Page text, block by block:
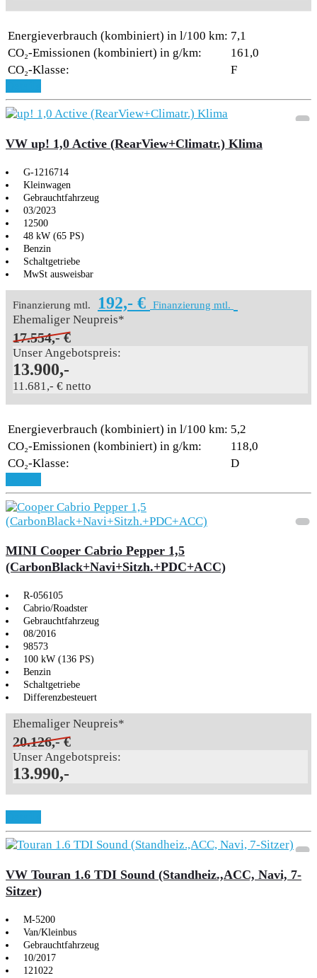
Energieverbrauch (kombiniert) in l/100 km: 7,1
CO₂-Emissionen (kombiniert) in g/km:
161,0
CO₂-Klasse:
F
VW up! 1,0 Active (RearView+Climatr.) Klima
G-1216714
Kleinwagen
Gebrauchtfahrzeug
03/2023
12500
48 kW (65 PS)
Benzin
Schaltgetriebe
MwSt ausweisbar
Finanzierung mtl. 192,- € Finanzierung mtl.
Ehemaliger Neupreis*
17.554,- €
Unser Angebotspreis:
13.900,-
11.681,- € netto
Energieverbrauch (kombiniert) in l/100 km: 5,2
CO₂-Emissionen (kombiniert) in g/km:
118,0
CO₂-Klasse:
D
MINI Cooper Cabrio Pepper 1,5
(CarbonBlack+Navi+Sitzh.+PDC+ACC)
R-056105
Cabrio/Roadster
Gebrauchtfahrzeug
08/2016
98573
100 kW (136 PS)
Benzin
Schaltgetriebe
Differenzbesteuert
Ehemaliger Neupreis*
20.126,- €
Unser Angebotspreis:
13.990,-
VW Touran 1.6 TDI Sound (Standheiz.,ACC, Navi, 7-
Sitzer)
M-5200
Van/Kleinbus
Gebrauchtfahrzeug
10/2017
121022